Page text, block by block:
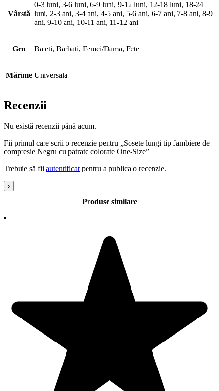
Vârstă
0-3 luni, 3-6 luni, 6-9 luni, 9-12 luni, 12-18 luni, 18-24
luni, 2-3 ani, 3-4 ani, 4-5 ani, 5-6 ani, 6-7 ani, 7-8 ani, 8-9
ani, 9-10 ani, 10-11 ani, 11-12 ani
Gen Baieti, Barbati, Femei/Dama, Fete
Mărime Universala
Recenzii
Nu există recenzii până acum.
Fii primul care scrii o recenzie pentru „Sosete lungi tip Jambiere de
compresie Negru cu patrate colorate One-Size”
Trebuie să fii autentificat pentru a publica o recenzie.
›
Produse similare